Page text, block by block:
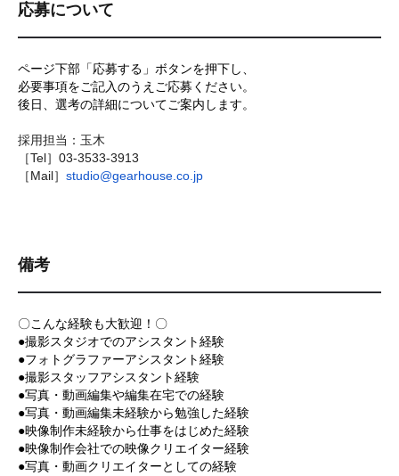
応募について
ページ下部「応募する」ボタンを押下し、
必要事項をご記入のうえご応募ください。
後日、選考の詳細についてご案内します。
採用担当：玉木
［Tel］03-3533-3913
［Mail］ studio@gearhouse.co.jp
備考
〇こんな経験も大歓迎！〇
●撮影スタジオでのアシスタント経験
●フォトグラファーアシスタント経験
●撮影スタッフアシスタント経験
●写真・動画編集や編集在宅での経験
●写真・動画編集未経験から勉強した経験
●映像制作未経験から仕事をはじめた経験
●映像制作会社での映像クリエイター経験
●写真・動画クリエイターとしての経験